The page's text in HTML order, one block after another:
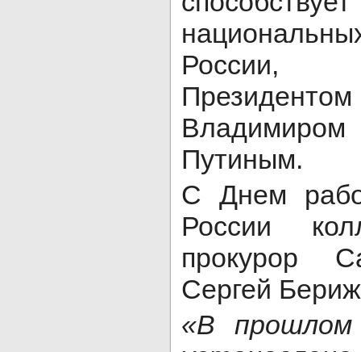
России,
Путиным.
С Днем
России
прокурор
Сергей
«В прошлом